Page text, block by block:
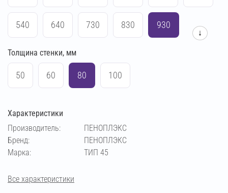
540 640 730 830 930
1030 1230
↓
Толщина стенки, мм
50 60 80 100
Характеристики
Производитель:
ПЕНОПЛЭКС
Бренд:
ПЕНОПЛЭКС
Марка:
ТИП 45
Все характеристики